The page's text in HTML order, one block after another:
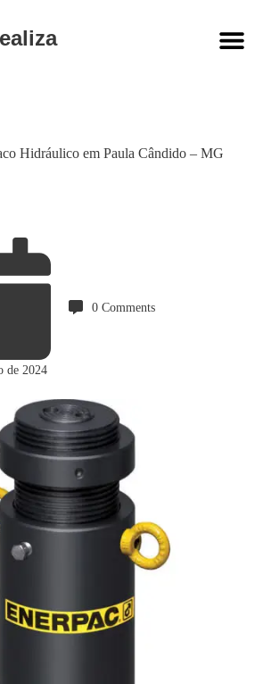
Hidráulico em Paula Cândido – MG
de 2024
0 Comments